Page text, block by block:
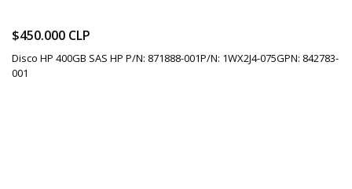
$450.000 CLP
Disco HP 400GB SAS HP P/N: 871888-001P/N: 1WX2J4-075GPN: 842783-
001